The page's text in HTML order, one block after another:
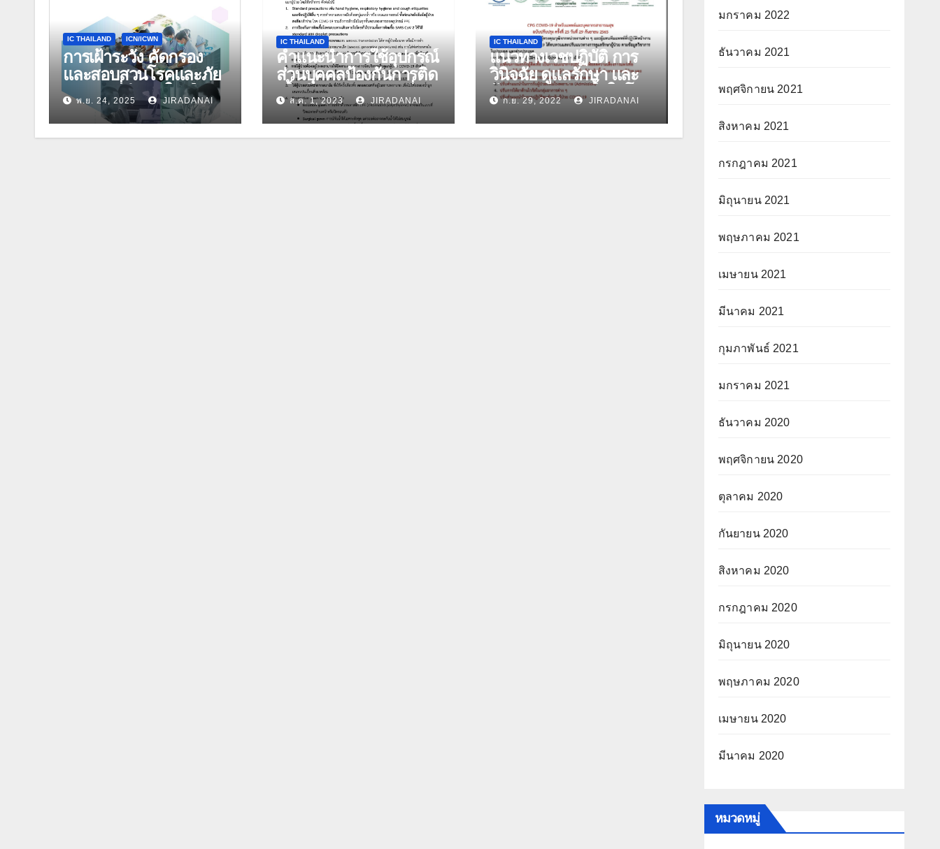
IC THAILAND ICN/ICWN
การเฝ้าระวัง คัดกรอง
และสอบสวนโรคและภัย
สุขภาพที่สำคัญในเรือน
จำพ.ย. 24, 2025 JIRADANAI
IC THAILAND
คำแนะนำการใช้อุปกรณ์
ส่วนบุคคลป้องกันการติด
เชื้อสำหรับบุคลากรที่
ดูแลผู้ป่วยโควิด-19 ฉบับ
ปรับปรุง วันที่ 27
กรกฎาคม 2566
ส.ค. 1, 2023 JIRADANAI
IC THAILAND
แนวทางเวชปฏิบัติ การ
วินิจฉัย ดูแลรักษา และ
ป้องกันการติดเชื้อในโรง
พยาบาล กรณีโรคติดเชื้อ
ไวรัสโคโรนา 2019
(COVID-19) สำหรับ
ก.ย. 29, 2022 JIRADANAI
มกราคม 2022
ธันวาคม 2021
พฤศจิกายน 2021
สิงหาคม 2021
กรกฎาคม 2021
มิถุนายน 2021
พฤษภาคม 2021
เมษายน 2021
มีนาคม 2021
กุมภาพันธ์ 2021
มกราคม 2021
ธันวาคม 2020
พฤศจิกายน 2020
ตุลาคม 2020
กันยายน 2020
สิงหาคม 2020
กรกฎาคม 2020
มิถุนายน 2020
พฤษภาคม 2020
เมษายน 2020
มีนาคม 2020
หมวดหมู่